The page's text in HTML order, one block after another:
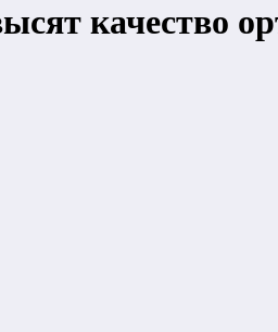
качество